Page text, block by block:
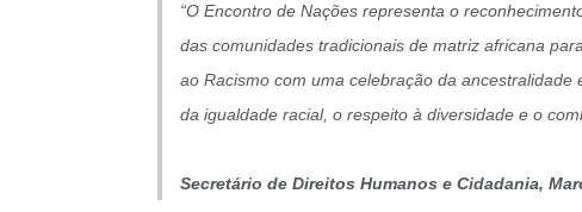
“O Encontro de Nações representa o
das comunidades tradicionais de matriz africana
ao Racismo com uma celebração da
da igualdade racial, o respeito à diversidade e o
Secretário de Direitos Humanos e Cidadania,